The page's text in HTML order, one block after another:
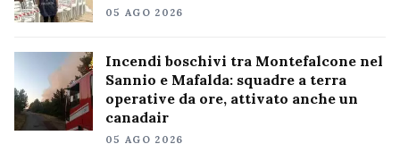
05 AGO 2026
Incendi boschivi tra Montefalcone nel
Sannio e Mafalda: squadre a terra
operative da ore, attivato anche un
canadair
05 AGO 2026